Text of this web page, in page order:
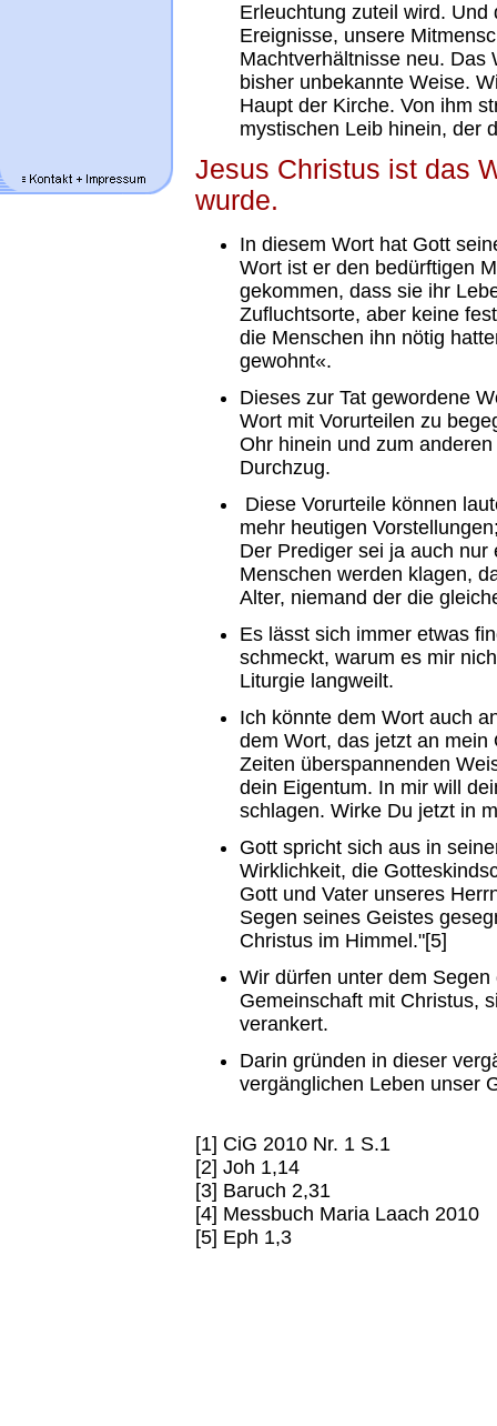
Erleuchtung zuteil wird.
Ereignisse, unsere
Machtverhältnisse neu. Das
bisher unbekannte Weise.
Haupt der Kirche. Von ihm
mystischen Leib hinein, der
Jesus Christus ist das
wurde.
In diesem Wort hat Gott
Wort ist er den bedürftigen
gekommen, dass sie ihr
Zufluchtsorte, aber keine
die Menschen ihn nötig
gewohnt«.
Dieses zur Tat gewordene
Wort mit Vorurteilen zu
Ohr hinein und zum
Durchzug.
Diese Vorurteile können
mehr heutigen
Der Prediger sei ja auch
Menschen werden klagen,
Alter, niemand der die
Es lässt sich immer etwas
schmeckt, warum es mir
Liturgie langweilt.
Ich könnte dem Wort auch
dem Wort, das jetzt an
Zeiten überspannenden
dein Eigentum. In mir will
schlagen. Wirke Du jetzt in
Gott spricht sich aus in
Wirklichkeit, die
Gott und Vater unseres
Segen seines Geistes
Christus im Himmel."[5]
Wir dürfen unter dem
Gemeinschaft mit Christus,
verankert.
Darin gründen in dieser
vergänglichen Leben unser
[1] CiG 2010 Nr. 1 S.1
[2] Joh 1,14
[3] Baruch 2,31
[4] Messbuch Maria Laach 2010
[5] Eph 1,3